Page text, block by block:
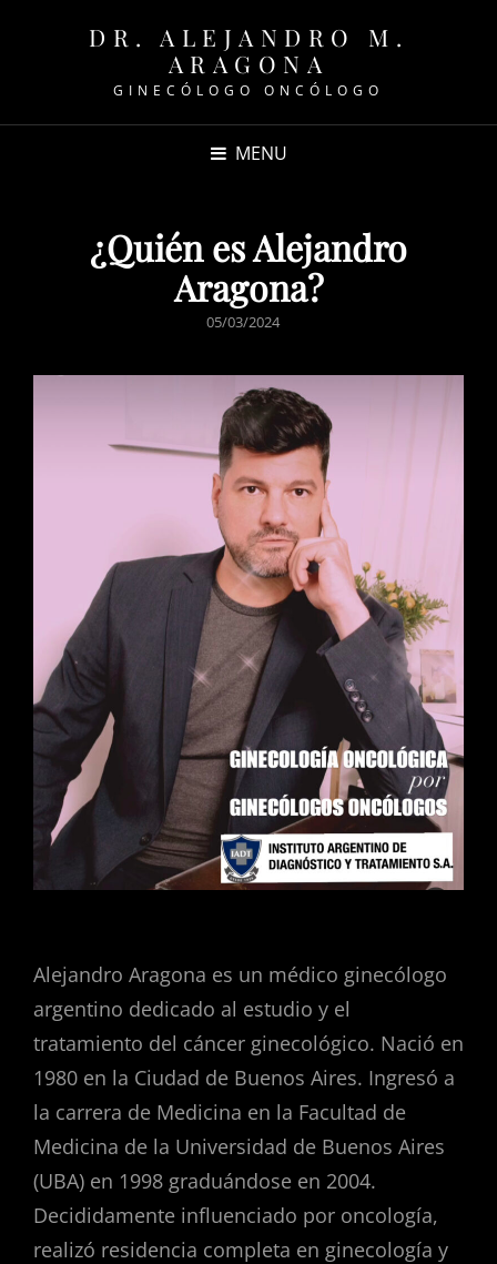
DR. ALEJANDRO M.
ARAGONA
GINECÓLOGO ONCÓLOGO
MENU
¿Quién es Alejandro
Aragona?
POSTED
05/03/2024
Alejandro Aragona es un médico ginecólogo
argentino dedicado al estudio y el
tratamiento del cáncer ginecológico. Nació en
1980 en la Ciudad de Buenos Aires. Ingresó a
la carrera de Medicina en la Facultad de
Medicina de la Universidad de Buenos Aires
(UBA) en 1998 graduándose en 2004.
Decididamente influenciado por oncología,
realizó residencia completa en ginecología y